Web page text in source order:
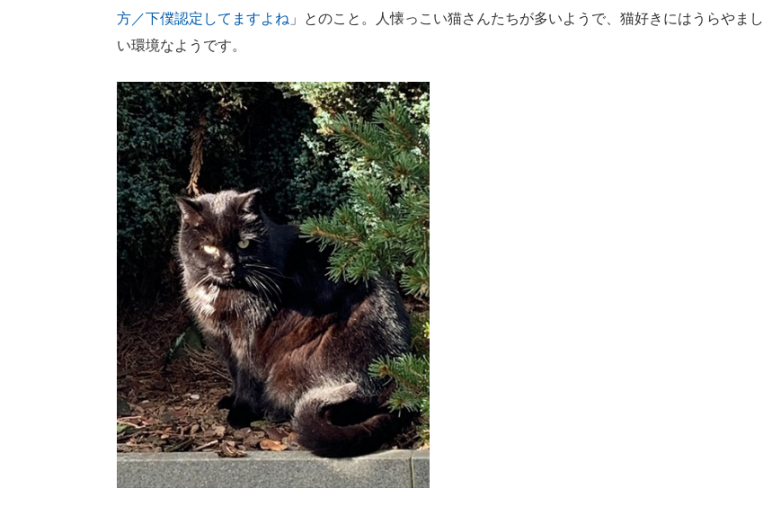
方／下僕認定してますよね 」とのこと。人懐っこい猫さんたちが多いようで、猫好きにはうらやまし
い環境なようです。